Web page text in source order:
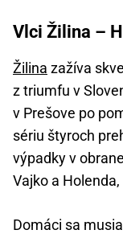
Vlci Žilina –
Žilina zažíva
z triumfu v
v Prešove po
sériu štyroch
výpadky v
Vajko a
Domáci sa